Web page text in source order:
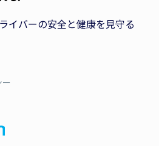
イバーの安全と健康を見守る